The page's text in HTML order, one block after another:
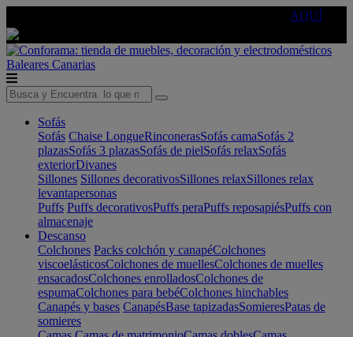
AQUÍ
Baleares Canarias
Sofás
Sofás Chaise LongueRinconerasSofás camaSofás 2
plazasSofás 3 plazasSofás de pielSofás relaxSofás
exteriorDivanes
Sillones Sillones decorativosSillones relaxSillones relax
levantapersonas
Puffs Puffs decorativosPuffs peraPuffs reposapiésPuffs con
almacenaje
Descanso
Colchones Packs colchón y canapéColchones
viscoelásticosColchones de muellesColchones de muelles
ensacadosColchones enrolladosColchones de
espumaColchones para bebéColchones hinchables
Canapés y bases CanapésBase tapizadasSomieresPatas de
somieres